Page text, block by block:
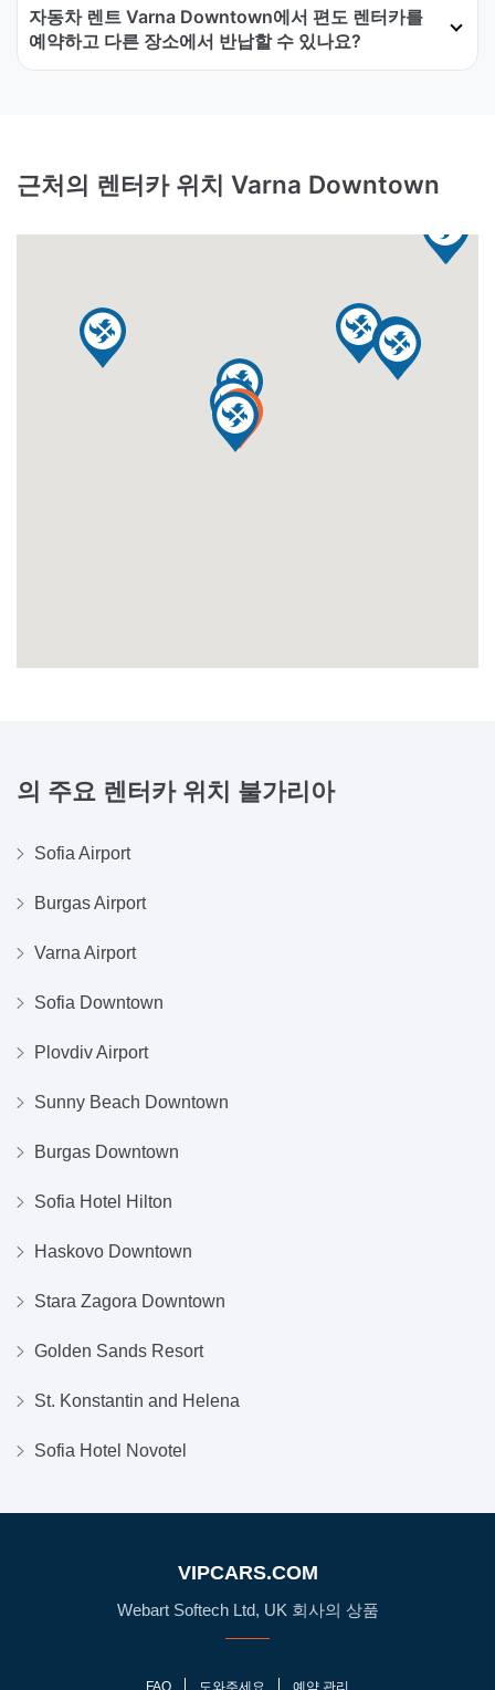
자동차 렌트 Varna Downtown에서 편도 렌터카를
예약하고 다른 장소에서 반납할 수 있나요?
근처의 렌터카 위치 Varna Downtown
의 주요 렌터카 위치 불가리아
Sofia Airport
Burgas Airport
Varna Airport
Sofia Downtown
Plovdiv Airport
Sunny Beach Downtown
Burgas Downtown
Sofia Hotel Hilton
Haskovo Downtown
Stara Zagora Downtown
Golden Sands Resort
St. Konstantin and Helena
Sofia Hotel Novotel
VIPCARS.COM
Webart Softech Ltd, UK 회사의 상품
FAQ 도와주세요 예약 관리